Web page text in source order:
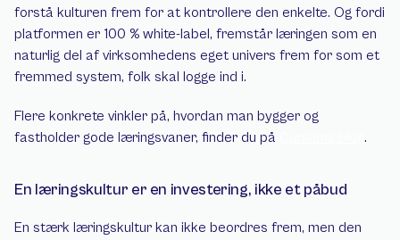
forstå kulturen frem for at kontrollere den enkelte. Og fordi
platformen er 100 % white-label, fremstår læringen som en
naturlig del af virksomhedens eget univers frem for som et
fremmed system, folk skal logge ind i.
Flere konkrete vinkler på, hvordan man bygger og
fastholder gode læringsvaner, finder du på
.
En læringskultur er en investering, ikke et påbud
En stærk læringskultur kan ikke beordres frem, men den